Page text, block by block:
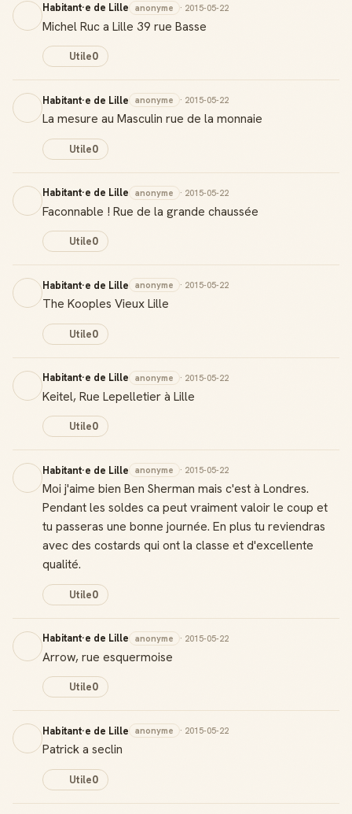
Habitant·e de Lille anonyme · 2015-05-22
Michel Ruc a Lille 39 rue Basse
Utile0
Habitant·e de Lille anonyme · 2015-05-22
La mesure au Masculin rue de la monnaie
Utile0
Habitant·e de Lille anonyme · 2015-05-22
Faconnable ! Rue de la grande chaussée
Utile0
Habitant·e de Lille anonyme · 2015-05-22
The Kooples Vieux Lille
Utile0
Habitant·e de Lille anonyme · 2015-05-22
Keitel, Rue Lepelletier à Lille
Utile0
Habitant·e de Lille anonyme · 2015-05-22
Moi j'aime bien Ben Sherman mais c'est à Londres.
Pendant les soldes ca peut vraiment valoir le coup et
tu passeras une bonne journée. En plus tu reviendras
avec des costards qui ont la classe et d'excellente
qualité.
Utile0
Habitant·e de Lille anonyme · 2015-05-22
Arrow, rue esquermoise
Utile0
Habitant·e de Lille anonyme · 2015-05-22
Patrick a seclin
Utile0